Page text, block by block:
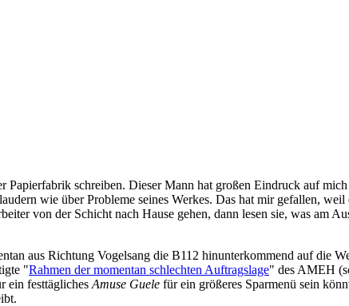
Papierfabrik schreiben. Dieser Mann hat großen Eindruck auf
wie über Probleme seines Werkes. Das hat mir gefallen,
von der Schicht nach Hause gehen, dann lesen sie, was am
aus Richtung Vogelsang die B112 hinunterkommend auf die
"Rahmen der momentan schlechten Auftragslage" des AMEH
ein festtägliches Amuse Guele für ein größeres Sparmenü sein